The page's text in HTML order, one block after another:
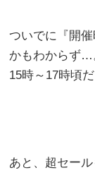
ついでに『開
かもわからず…
15時～17時頃
あと、超セー